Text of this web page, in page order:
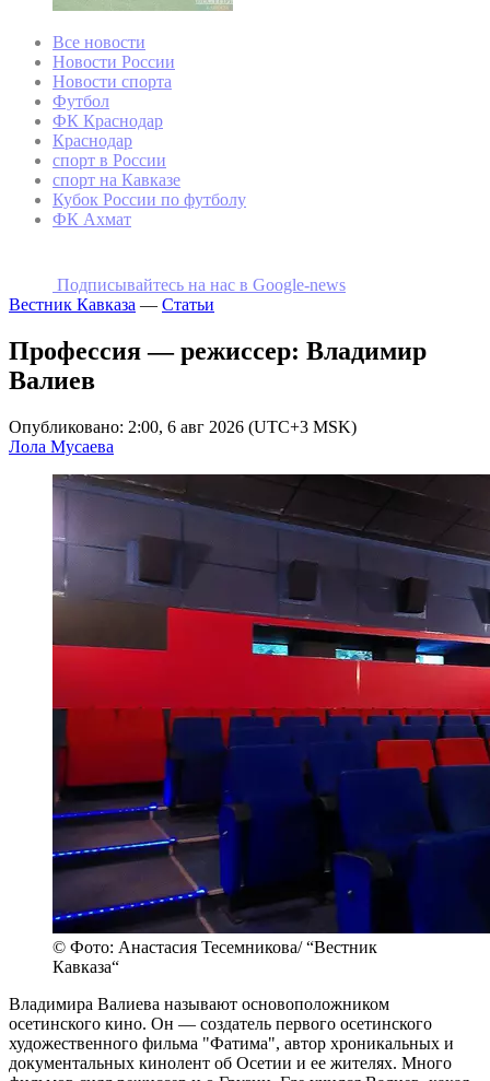
Все новости
Новости России
Новости спорта
Футбол
ФК Краснодар
Краснодар
спорт в России
спорт на Кавказе
Кубок России по футболу
ФК Ахмат
Подписывайтесь на наc в Google-news
Вестник Кавказа — Статьи
Профессия — режиссер: Владимир
Валиев
Опубликовано: 2:00, 6 авг 2026 (UTC+3 MSK)
Лола Мусаева
© Фото: Анастасия Тесемникова/ “Вестник
Кавказа“
Владимира Валиева называют основоположником
осетинского кино. Он — создатель первого осетинского
художественного фильма "Фатима", автор хроникальных и
документальных кинолент об Осетии и ее жителях. Много